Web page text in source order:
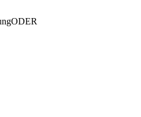
ODER